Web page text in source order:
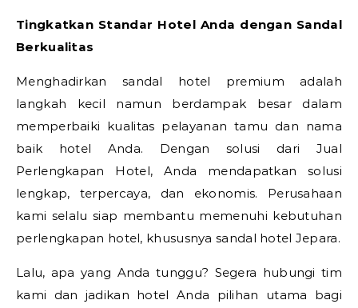
Tingkatkan Standar Hotel Anda dengan Sandal
Berkualitas
Menghadirkan sandal hotel premium adalah
langkah kecil namun berdampak besar dalam
memperbaiki kualitas pelayanan tamu dan nama
baik hotel Anda. Dengan solusi dari Jual
Perlengkapan Hotel, Anda mendapatkan solusi
lengkap, terpercaya, dan ekonomis. Perusahaan
kami selalu siap membantu memenuhi kebutuhan
perlengkapan hotel, khususnya sandal hotel Jepara.
Lalu, apa yang Anda tunggu? Segera hubungi tim
kami dan jadikan hotel Anda pilihan utama bagi